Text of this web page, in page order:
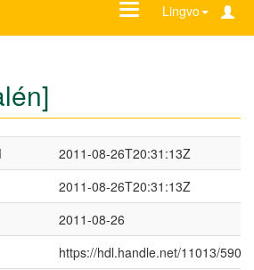
Lingvo
Ŝanĝu
2011-08-26T20:31:13Z
2011-08-26T20:31:13Z
2011-08-26
https://hdl.handle.net/11013/590